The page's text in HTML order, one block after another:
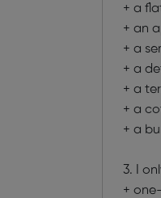
+ a
+ an
+ a
+ a
+ a
+ a
+ a
3. I
+